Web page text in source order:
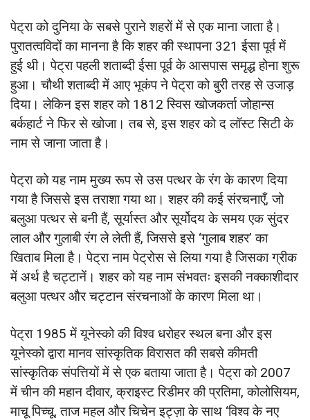
पेट्रा को दुनिया के सबसे पुराने शहरों में से एक माना जाता है।
पुरातत्वविदों का मानना है कि शहर की स्थापना 321 ईसा पूर्व में
हुई थी। पेट्रा पहली शताब्दी ईसा पूर्व के आसपास समृद्ध होना शुरू
हुआ। चौथी शताब्दी में आए भूकंप ने पेट्रा को बुरी तरह से उजाड़
दिया। लेकिन इस शहर को 1812 स्विस खोजकर्ता जोहान्स
बर्कहार्ट ने फिर से खोजा। तब से, इस शहर को द लॉस्ट सिटी के
नाम से जाना जाता है।
पेट्रा को यह नाम मुख्य रूप से उस पत्थर के रंग के कारण दिया
गया है जिससे इस तराशा गया था। शहर की कई संरचनाएँ, जो
बलुआ पत्थर से बनी हैं, सूर्यास्त और सूर्योदय के समय एक सुंदर
लाल और गुलाबी रंग ले लेती हैं, जिससे इसे ‘गुलाब शहर’ का
खिताब मिला है। पेट्रा नाम पेट्रोस से लिया गया है जिसका ग्रीक
में अर्थ है चट्टानें। शहर को यह नाम संभवतः इसकी नक्काशीदार
बलुआ पत्थर और चट्टान संरचनाओं के कारण मिला था।
पेट्रा 1985 में यूनेस्को की विश्व धरोहर स्थल बना और इस
यूनेस्को द्वारा मानव सांस्कृतिक विरासत की सबसे कीमती
सांस्कृतिक संपत्तियों में से एक बताया जाता है। पेट्रा को 2007
में चीन की महान दीवार, क्राइस्ट रिडीमर की प्रतिमा, कोलोसियम,
माचू पिच्चू, ताज महल और चिचेन इट्ज़ा के साथ ‘विश्व के नए